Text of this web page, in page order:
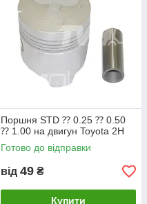
Поршня STD ⁇ 0.25 ⁇ 0.50
⁇ 1.00 на двигун Toyota 2H
Готово до відправки
від 49 ₴
Купити